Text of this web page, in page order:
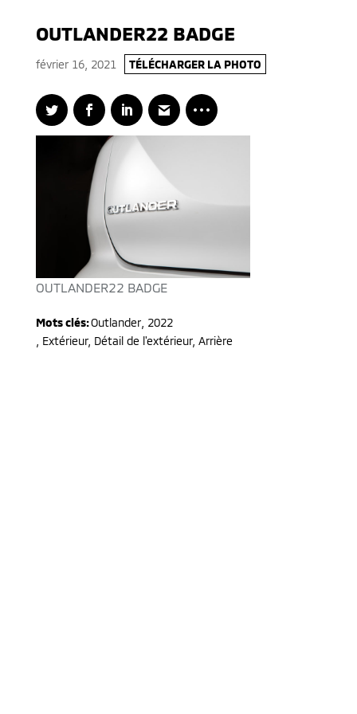
OUTLANDER22 BADGE
février 16, 2021 TÉLÉCHARGER LA PHOTO
OUTLANDER22 BADGE
Mots clés:Outlander, 2022
Extérieur, Détail de l'extérieur, Arrière